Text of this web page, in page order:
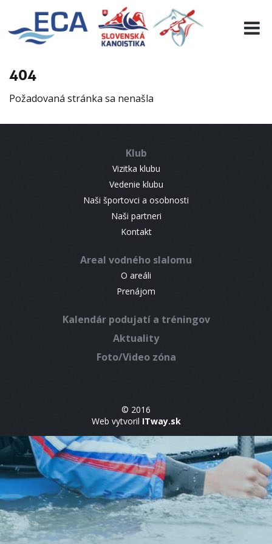
404
Požadovaná stránka sa nenašla
Klub
Vizitka klubu
Vedenie klubu
Naši športovci a osobnosti
Naši partneri
Kontakt
Areal vodného slalomu
O areáli
Prenájom
Kalendár podujatí a tréningov
Aktuality
Foto/Video zóna
© 2016
Web vytvoril ITway.sk
EURO 19
INFO
RESULTS
CONTACT